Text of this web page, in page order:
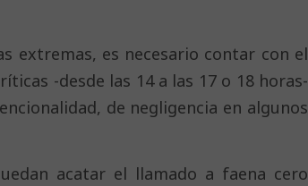
extremas, es necesario contar con el
-desde las 14 a las 17 o 18 horas-
de negligencia en algunos
acatar el llamado a faena cero